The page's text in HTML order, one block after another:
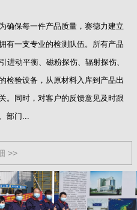
每一件产品质量，赛德力建立
有一支专业的检测队伍。所有产品
进动平衡、磁粉探伤、辐射探伤、
检验设备，从原材料入库到产品出
。同时，对客户的反馈意见及时跟
部门...
>>